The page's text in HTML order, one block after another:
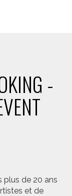
-
plus de 20 ans
et de